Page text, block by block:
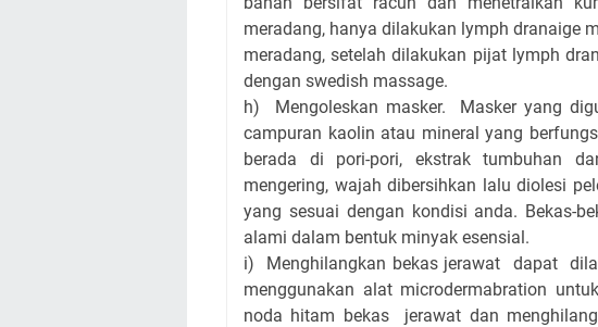
meradang, hanya dilakukan lymph dranaige
meradang, setelah dilakukan pijat lymph
dengan swedish massage.
h) Mengoleskan masker. Masker yang
campuran kaolin atau mineral yang
berada di pori-pori, ekstrak tumbuhan
mengering, wajah dibersihkan lalu diolesi
yang sesuai dengan kondisi anda. Bekas-
alami dalam bentuk minyak esensial.
i) Menghilangkan bekas jerawat dapat
menggunakan alat microdermabration
noda hitam bekas jerawat dan